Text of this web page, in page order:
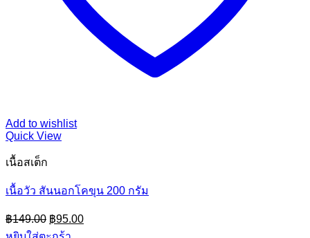
Add to wishlist
Quick View
เนื้อสเต็ก
เนื้อวัว สันนอกโคขุน 200 กรัม
฿149.00 Original
price
฿95.00Current
price